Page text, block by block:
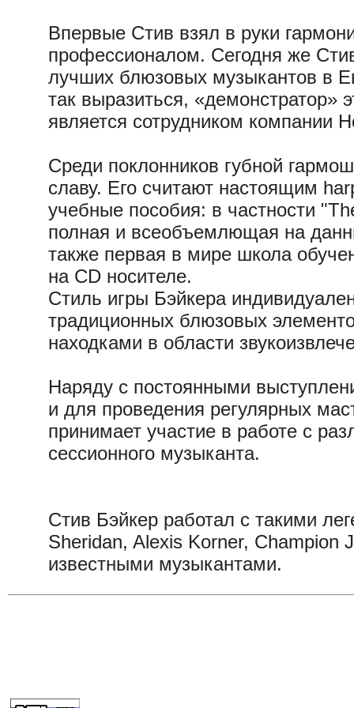
Впервые Стив взял в руки
профессионалом. Сегодня же
лучших блюзовых музыкантов в
так выразиться, «демонстратор»
является сотрудником компании
Среди поклонников губной
славу. Его считают настоящим
учебные пособия: в частности
полная и всеобъемлющая на
также первая в мире школа
на CD носителе.
Стиль игры Бэйкера
традиционных блюзовых
находками в области
Наряду с постоянными
и для проведения регулярных
принимает участие в работе с
сессионного музыканта.
Стив Бэйкер работал с такими
Sheridan, Alexis Korner, Champion
известными музыкантами.